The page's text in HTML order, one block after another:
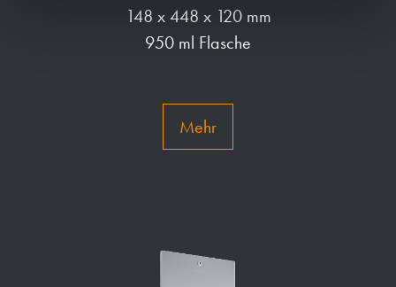
148 x 448 x 120 mm
950 ml Flasche
Mehr